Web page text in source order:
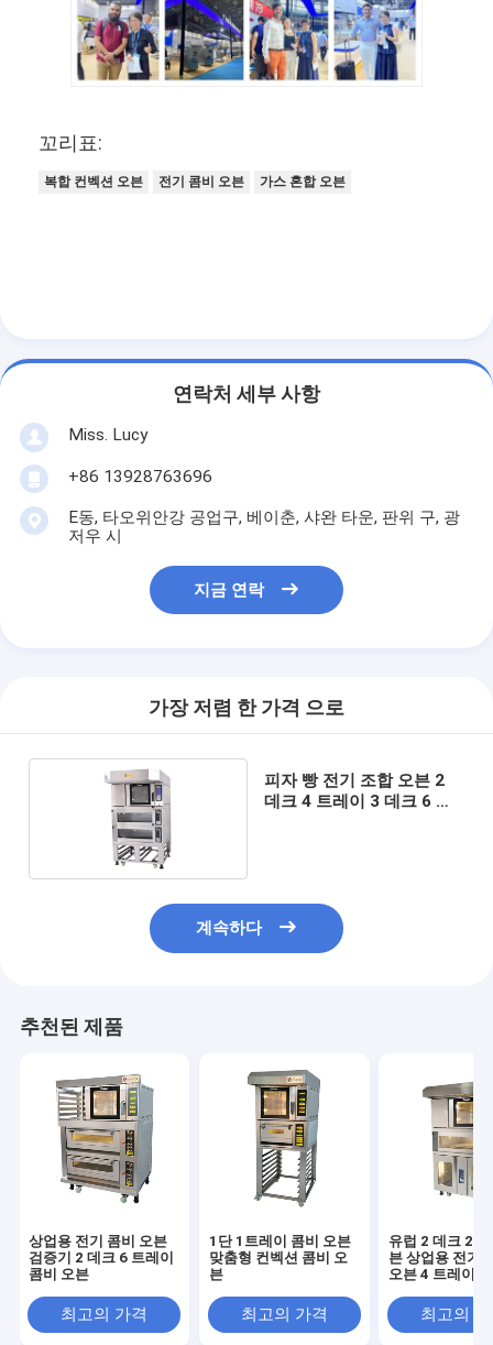
베이커리 교정기
냉장고 검증기
소형 베이커리 장비
돌풍 냉각장치
베이커리 진열장
꼬리표:
복합 컨벡션 오븐 전기 콤비 오븐 가스 혼합 오븐
연락처 세부 사항
Miss. Lucy
+86 13928763696
E동, 타오위안강 공업구, 베이춘, 샤완 타운, 판위 구, 광
저우 시
지금 연락
가장 저렴 한 가격 으로
피자 빵 전기 조합 오븐 2
데크 4 트레이 3 데크 6 트
계속하다
추천된 제품
상업용 전기 콤비 오븐
검증기 2 데크 6 트레이
콤비 오븐
최고의 가격
1단 1트레이 콤비 오븐
맞춤형 컨벡션 콤비 오
븐
최고의 가격
유럽 2 데크 2
븐 상업용 전기
오븐 4 트레이
최고의